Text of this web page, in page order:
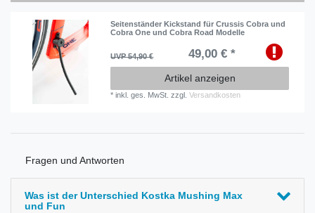
Seitenständer Kickstand für Crussis Cobra und
Cobra One und Cobra Road Modelle
UVP 54,90 € 49,00 € *
Artikel anzeigen
*inkl. ges. MwSt. zzgl.Versandkosten
Fragen und Antworten
Was ist der Unterschied Kostka Mushing Max
und Fun